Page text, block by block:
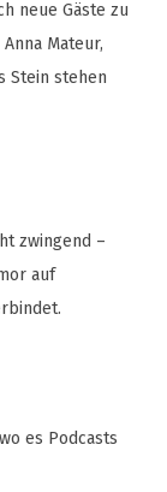
neue Gäste zu
Mateur,
Stein stehen
zwingend –
auf
es Podcasts